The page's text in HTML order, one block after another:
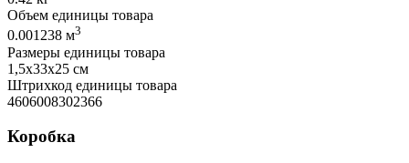
Объем единицы товара
0.001238 м3
Размеры единицы товара
1,5х33х25 см
Штрихкод единицы товара
4606008302366
Коробка